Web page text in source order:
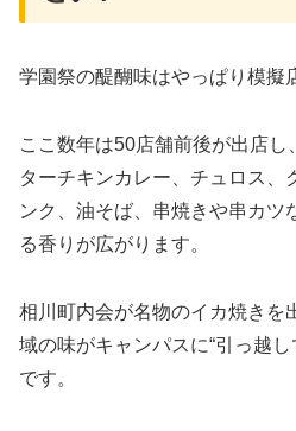
学園祭の醍醐味はやっぱり模擬
ここ数年は50店舗前後が出店
ターチキンカレー、チュロス、
ンク、油そば、串焼きや串カツ
る香りが広がります。
相川町内会が名物のイカ焼きを
域の味がキャンパスに“引っ越
です。